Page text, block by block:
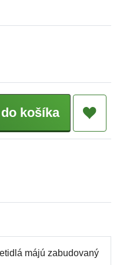
košíka
májú zabudovaný